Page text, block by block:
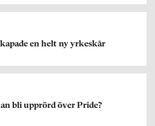
en helt ny yrkeskår
bli upprörd över Pride?